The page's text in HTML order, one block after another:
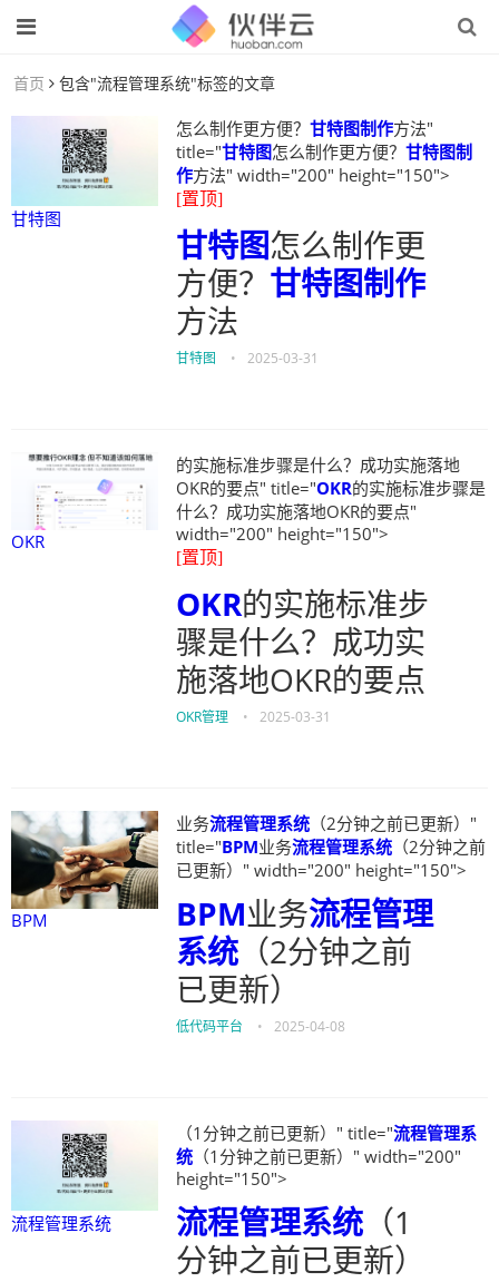
首页 包含"流程管理系统"标签的文章
甘特图
怎么制作更方便？ 甘特图制作方法"
title="甘特图怎么制作更方便？ 甘特图制
作方法" width="200" height="150">
[置顶]
甘特图怎么制作更
方便？ 甘特图制作
方法
甘特图 • 2025-03-31
OKR
的实施标准步骤是什么？成功实施落地
OKR的要点" title="OKR的实施标准步骤是
什么？成功实施落地OKR的要点"
width="200" height="150">
[置顶]
OKR的实施标准步
骤是什么？成功实
施落地OKR的要点
OKR管理 • 2025-03-31
BPM
业务流程管理系统 （2分钟之前已更新）"
title="BPM业务流程管理系统 （2分钟之前
已更新）" width="200" height="150">
BPM业务流程管理
系统 （2分钟之前
已更新）
低代码平台 • 2025-04-08
流程管理系统
（1分钟之前已更新）" title="流程管理系
统 （1分钟之前已更新）" width="200"
height="150">
流程管理系统 （1
分钟之前已更新）